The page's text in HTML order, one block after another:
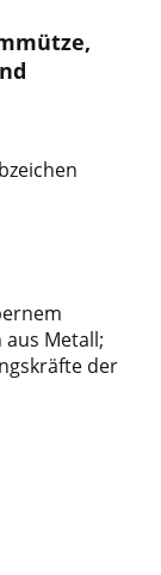
aus Metall;
der